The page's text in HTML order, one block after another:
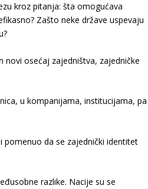
kroz pitanja: šta omogućava
Zašto neke države uspevaju
osećaj zajedništva, zajedničke
u kompanijama, institucijama, pa
da se zajednički identitet
razlike. Nacije su se